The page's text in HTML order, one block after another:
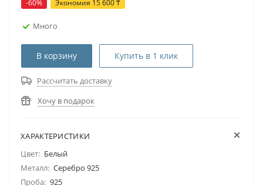
-60% Экономия 15 600₸
Много
В корзину Купить в 1 клик
Рассчитать доставку
Хочу в подарок
ХАРАКТЕРИСТИКИ
Цвет: Белый
Металл: Серебро 925
Проба: 925